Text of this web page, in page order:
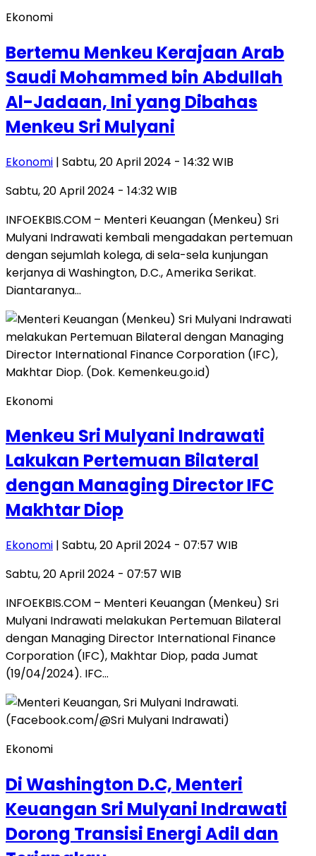
Ekonomi
Bertemu Menkeu Kerajaan Arab
Saudi Mohammed bin Abdullah
Al-Jadaan, Ini yang Dibahas
Menkeu Sri Mulyani
Ekonomi | Sabtu, 20 April 2024 - 14:32 WIB
Sabtu, 20 April 2024 - 14:32 WIB
INFOEKBIS.COM – Menteri Keuangan (Menkeu) Sri
Mulyani Indrawati kembali mengadakan pertemuan
dengan sejumlah kolega, di sela-sela kunjungan
kerjanya di Washington, D.C., Amerika Serikat.
Diantaranya…
Ekonomi
Menkeu Sri Mulyani Indrawati
Lakukan Pertemuan Bilateral
dengan Managing Director IFC
Makhtar Diop
Ekonomi | Sabtu, 20 April 2024 - 07:57 WIB
Sabtu, 20 April 2024 - 07:57 WIB
INFOEKBIS.COM – Menteri Keuangan (Menkeu) Sri
Mulyani Indrawati melakukan Pertemuan Bilateral
dengan Managing Director International Finance
Corporation (IFC), Makhtar Diop, pada Jumat
(19/04/2024). IFC…
Ekonomi
Di Washington D.C, Menteri
Keuangan Sri Mulyani Indrawati
Dorong Transisi Energi Adil dan